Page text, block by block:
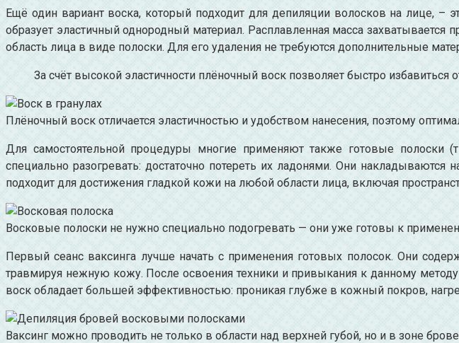
Ещё один вариант воска, который подходит для депиляции волосков на лице, –
образует эластичный однородный материал. Расплавленная масса захватывается
область лица в виде полоски. Для его удаления не требуются дополнительные
За счёт высокой эластичности плёночный воск позволяет быстро
Плёночный воск отличается эластичностью и удобством нанесения, поэтому
Для самостоятельной процедуры многие применяют также готовые
специально разогревать: достаточно потереть их ладонями. Они
подходит для достижения гладкой кожи на любой области лица, включая
Восковые полоски не нужно специально подогревать — они уже готовы к
Первый сеанс ваксинга лучше начать с применения готовых полосок. Они
травмируя нежную кожу. После освоения техники и привыкания к данному
воск обладает большей эффективностью: проникая глубже в кожный покров,
Ваксинг можно проводить не только в области над верхней губой, но и в зоне